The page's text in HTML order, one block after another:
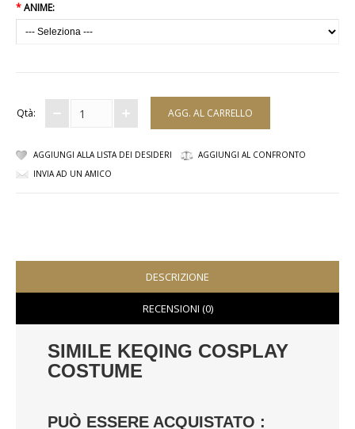
COMPLETI
GIACCHE E CAPPOTTI
PANTALONI
TUTE PANTALONI
DONNA
*ANIME:
Qtà:
AGGIUNGI ALLA LISTA DEI DESIDERI
AGGIUNGI AL CONFRONTO
INVIA AD UN AMICO
DESCRIZIONE
RECENSIONI (0)
SIMILE KEQING COSPLAY
COSTUME
PUÒ ESSERE ACQUISTATO :